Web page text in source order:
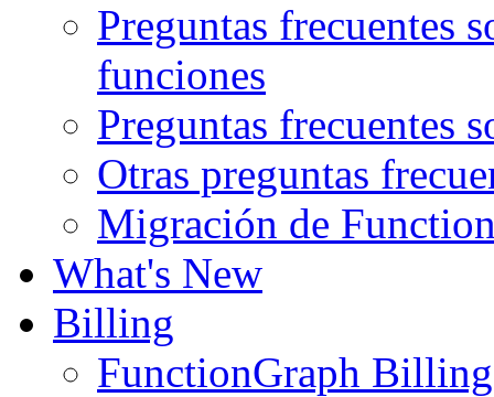
Preguntas frecuentes
funciones
Preguntas frecuentes
Otras preguntas
Migración de
What's New
Billing
FunctionGraph